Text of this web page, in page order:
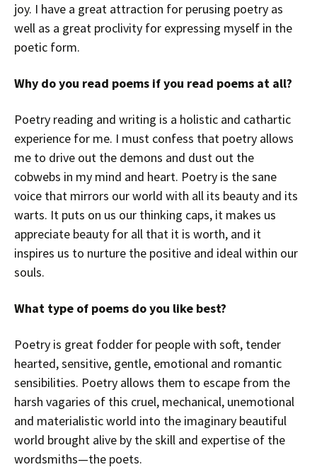
joy. I have a great attraction for perusing poetry as
well as a great proclivity for expressing myself in the
poetic form.
Why do you read poems if you read poems at all?
Poetry reading and writing is a holistic and cathartic
experience for me. I must confess that poetry allows
me to drive out the demons and dust out the
cobwebs in my mind and heart. Poetry is the sane
voice that mirrors our world with all its beauty and its
warts. It puts on us our thinking caps, it makes us
appreciate beauty for all that it is worth, and it
inspires us to nurture the positive and ideal within our
souls.
What type of poems do you like best?
Poetry is great fodder for people with soft, tender
hearted, sensitive, gentle, emotional and romantic
sensibilities. Poetry allows them to escape from the
harsh vagaries of this cruel, mechanical, unemotional
and materialistic world into the imaginary beautiful
world brought alive by the skill and expertise of the
wordsmiths—the poets.